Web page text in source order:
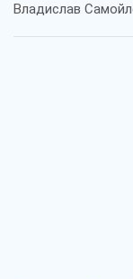
Владислав